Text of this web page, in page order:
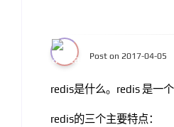
Post on 2017-04-05
redis是什么。redis 是一
redis的三个主要特点：